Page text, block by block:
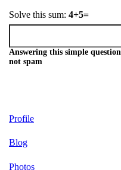
Solve this sum: 4+5=
Answering this simple
not spam
Profile
Blog
Photos